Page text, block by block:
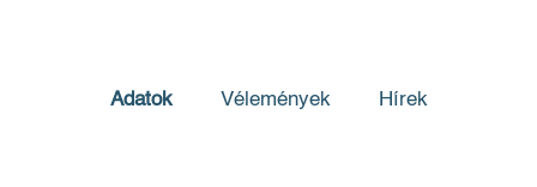
Adatok Vélemények Hírek